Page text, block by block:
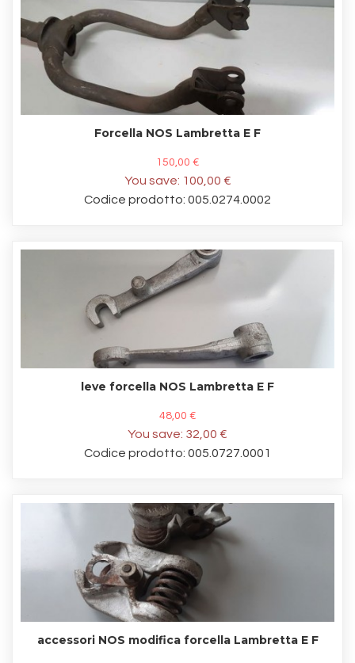
Forcella NOS Lambretta E F
150,00 €
You save: 100,00 €
Codice prodotto: 005.0274.0002
leve forcella NOS Lambretta E F
48,00 €
You save: 32,00 €
Codice prodotto: 005.0727.0001
accessori NOS modifica forcella Lambretta E F